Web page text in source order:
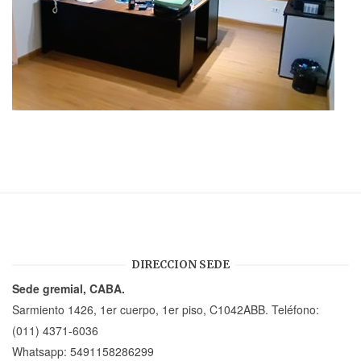
DIRECCION SEDE
Sede gremial, CABA.
Sarmiento 1426, 1er cuerpo, 1er piso, C1042ABB. Teléfono:
(011) 4371-6036
Whatsapp: 5491158286299